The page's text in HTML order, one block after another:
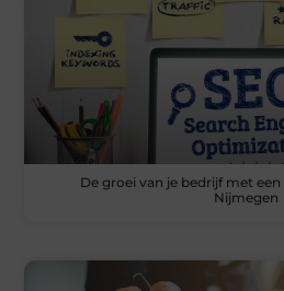
De groei van je bedrijf met
Nijmegen